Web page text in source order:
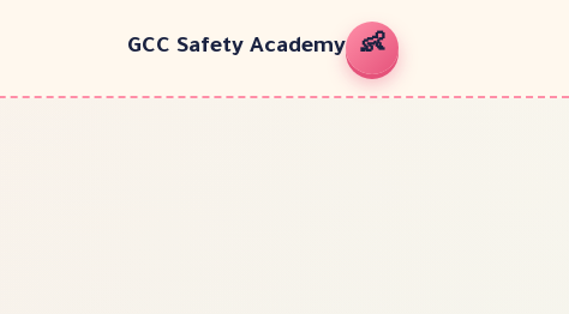
👶
GCC Safety Academy